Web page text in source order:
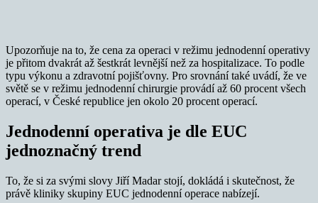
Upozorňuje na to, že cena za operaci v režimu jednodenní operativy
je přitom dvakrát až šestkrát levnější než za hospitalizace. To podle
typu výkonu a zdravotní pojišťovny. Pro srovnání také uvádí, že ve
světě se v režimu jednodenní chirurgie provádí až 60 procent všech
operací, v České republice jen okolo 20 procent operací.
Jednodenní operativa je dle EUC
jednoznačný trend
To, že si za svými slovy Jiří Madar stojí, dokládá i skutečnost, že
právě kliniky skupiny EUC jednodenní operace nabízejí.